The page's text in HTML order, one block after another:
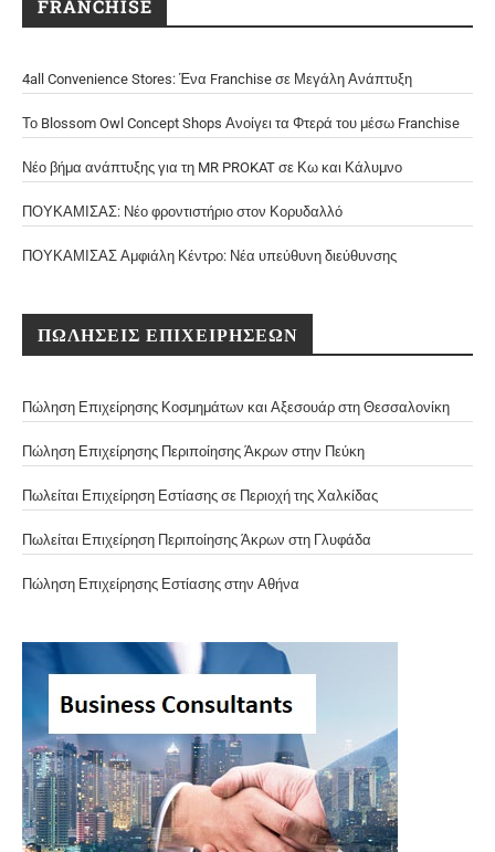
FRANCHISE
4all Convenience Stores: Ένα Franchise σε Μεγάλη Ανάπτυξη
Το Blossom Owl Concept Shops Ανοίγει τα Φτερά του μέσω Franchise
Νέο βήμα ανάπτυξης για τη MR PROKAT σε Κω και Κάλυμνο
ΠΟΥΚΑΜΙΣΑΣ: Νέο φροντιστήριο στον Κορυδαλλό
ΠΟΥΚΑΜΙΣΑΣ Αμφιάλη Κέντρο: Νέα υπεύθυνη διεύθυνσης
ΠΩΛΗΣΕΙΣ ΕΠΙΧΕΙΡΗΣΕΩΝ
Πώληση Επιχείρησης Κοσμημάτων και Αξεσουάρ στη Θεσσαλονίκη
Πώληση Επιχείρησης Περιποίησης Άκρων στην Πεύκη
Πωλείται Επιχείρηση Εστίασης σε Περιοχή της Χαλκίδας
Πωλείται Επιχείρηση Περιποίησης Άκρων στη Γλυφάδα
Πώληση Επιχείρησης Εστίασης στην Αθήνα